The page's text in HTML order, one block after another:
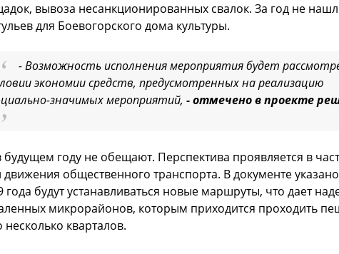
вывоза несанкционированных свалок. За год не
для Боевогорского дома культуры.
- Возможность исполнения мероприятия будет
экономии средств, предусмотренных на реализацию
значимых мероприятий, - отмечено в проекте
году не обещают. Перспектива проявляется в
общественного транспорта. В документе
года будут устанавливаться новые маршруты, что дает
микрорайонов, которым приходится проходить
несколько кварталов.